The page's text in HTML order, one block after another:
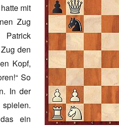
mit
Zug
den
Kopf,
So
In der
ein